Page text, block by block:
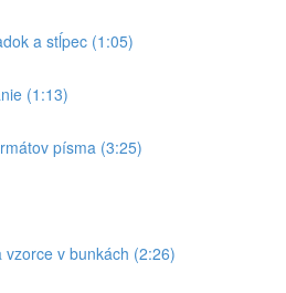
a stĺpec (1:05)
(1:13)
písma (3:25)
v bunkách (2:26)